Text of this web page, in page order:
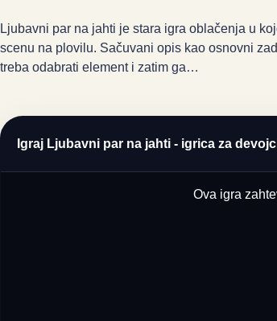
Ljubavni par na jahti je stara igra oblačenja u
scenu na plovilu. Sačuvani opis kao osnovni
treba odabrati element i zatim ga…
Igraj Ljubavni par na jahti - igrica za
Ova igra